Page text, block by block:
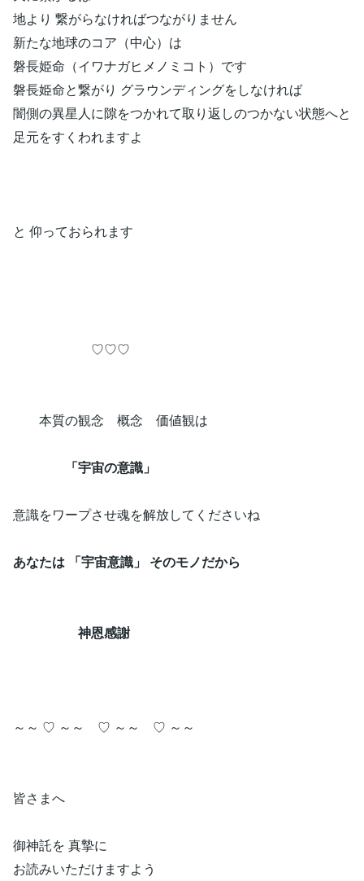
地より 繋がらなければつながりません
新たな地球のコア（中心）は
磐長姫命（イワナガヒメノミコト）です
磐長姫命と繋がり グラウンディングをしなければ
闇側の異星人に隙をつかれて取り返しのつかない状態へと
足元をすくわれますよ
と 仰っておられます
♡♡♡
本質の観念 概念 価値観は
「宇宙の意識」
意識をワープさせ魂を解放してくださいね
あなたは 「宇宙意識」 そのモノだから
神恩感謝
～～ ♡ ～～ ♡ ～～ ♡ ～～
皆さまへ
御神託を 真摯に
お読みいただけますよう